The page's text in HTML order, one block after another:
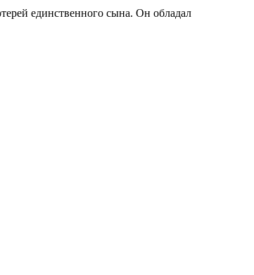
единственного сына. Он обладал